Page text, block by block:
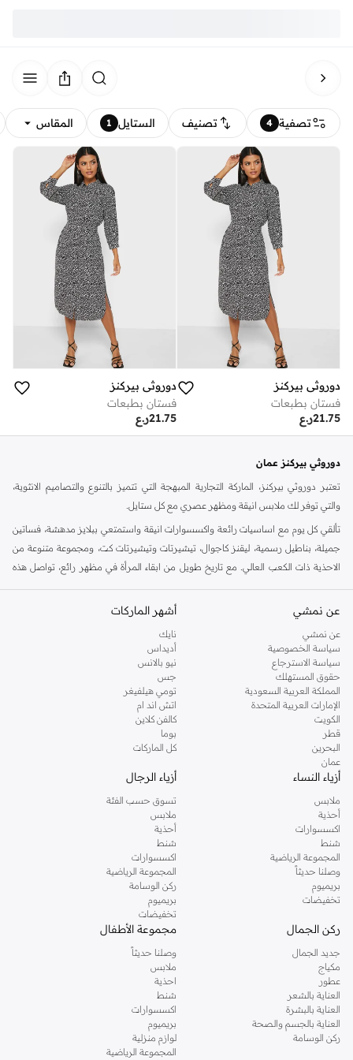
تصفية 4 تصنيف الستايل 1 المقاس
دوروثي بيركنز
فستان بطبعات
ر.ع21.75
دوروثي بيركنز
فستان بطبعات
ر.ع21.75
دوروثي بيركنز عمان
تعتبر دوروثي بيركنز، الماركة التجارية المبهجة التي تتميز بالتنوع والتصاميم الانثوية،
والتي توفر لك ملابس انيقة ومظهر عصري مع كل ستايل.
تألقي كل يوم مع اساسيات رائعة واكسسوارات انيقة واستمتعي ببلايز مدهشة، فساتين
جميلة، بناطيل رسمية، ليقنز كاجوال، تيشيرتات وتيشيرتات كت، ومجموعة متنوعة من
الاحذية ذات الكعب العالي. مع تاريخ طويل من ابقاء المرأة في مظهر رائع، تواصل هذه
كنت تقومين بتجديد خزانة ملابسك الملائمة للعمل، البحث عن فستان مثالي للحفلات او
اليه.
تسوقي دوروثي بيركنز اون لاين مسقط
تسوقي دوروثي بيركنز اون لاين من نمشي واستمتعي باكثر من الف ستايل من مجموعة
دوروثي بيركنز الشهيرة. تصفحي المجموعة كاملة في متجر دوروثي بيركنز اون لاين او
استخدمي القائمة لتحديد تجربة تسوق دوروثي بيركنز اون لاين. خدمة التوصيل السريعة
والدعم الاستثنائي يضمن لك تجربة تسوق ممتعة دائما مع نمشي.
عن نمشي
عن نمشي
سياسة الخصوصية
سياسة الاسترجاع
حقوق المستهلك
المملكة العربية السعودية
الإمارات العربية المتحدة
الكويت
قطر
البحرين
عمان
أشهر الماركات
نايك
أديداس
نيو بالانس
جس
تومي هيلفيغر
اتش اند ام
كالفن كلاين
بوما
كل الماركات
أزياء النساء
ملابس
أحذية
اكسسوارات
شنط
المجموعة الرياضية
وصلنا حديثاً
بريميوم
تخفيضات
أزياء الرجال
تسوق حسب الفئة
ملابس
أحذية
شنط
اكسسوارات
المجموعة الرياضية
ركن الوسامة
بريميوم
تخفيضات
ركن الجمال
جديد الجمال
مكياج
عطور
العناية بالشعر
العناية بالبشرة
العناية بالجسم والصحة
ركن الوسامة
مجموعة الأطفال
وصلنا حديثاً
ملابس
احذية
شنط
اكسسوارات
بريميوم
لوازم منزلية
المجموعة الرياضية